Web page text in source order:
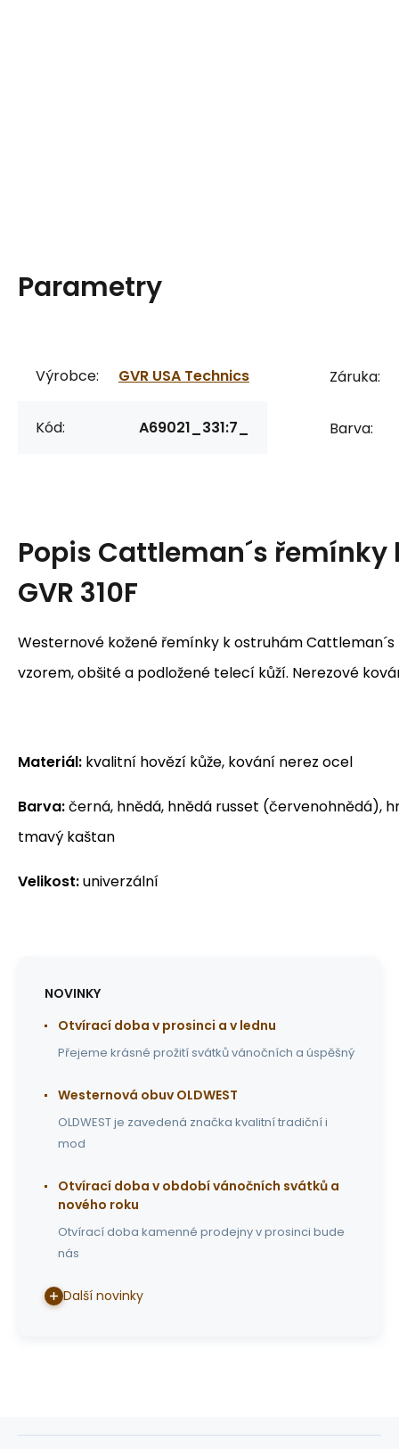
Parametry
Výrobce: GVR USA Technics
Kód: A69021_331:7_
Záruka:
Barva:
Popis Cattleman´s
GVR 310F
Westernové kožené řemínky k ostruhám
vzorem, obšité a podložené telecí kůží. Nerezové
Materiál: kvalitní hovězí kůže, kování nerez ocel
Barva:černá, hnědá, hnědá russet (červenohnědá),
tmavý kaštan
Velikost:univerzální
NOVINKY
Otvírací doba v prosinci a v lednu
Přejeme krásné prožití svátků vánočních a úspěšný
Westernová obuv OLDWEST
OLDWEST je zavedená značka kvalitní tradiční i
mod
Otvírací doba v období vánočních svátků a
nového roku
Otvírací doba kamenné prodejny v prosinci bude
nás
Další novinky